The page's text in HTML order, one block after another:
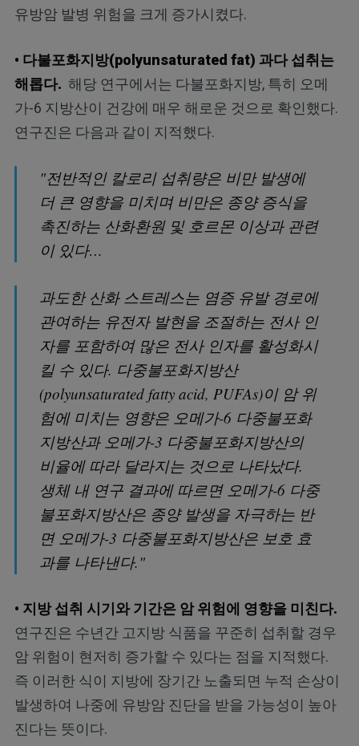
유방암 발병 위험을 크게 증가시켰다.
• 다불포화지방(polyunsaturated fat) 과다 섭취는
해롭다. 해당 연구에서는 다불포화지방, 특히 오메
가-6 지방산이 건강에 매우 해로운 것으로 확인했다.
연구진은 다음과 같이 지적했다.
"전반적인 칼로리 섭취량은 비만 발생에
더 큰 영향을 미치며 비만은 종양 증식을
촉진하는 산화환원 및 호르몬 이상과 관련
이 있다…
과도한 산화 스트레스는 염증 유발 경로에
관여하는 유전자 발현을 조절하는 전사 인
자를 포함하여 많은 전사 인자를 활성화시
킬 수 있다. 다중불포화지방산
(polyunsaturated fatty acid, PUFAs)이 암 위
험에 미치는 영향은 오메가-6 다중불포화
지방산과 오메가-3 다중불포화지방산의
비율에 따라 달라지는 것으로 나타났다.
생체 내 연구 결과에 따르면 오메가-6 다중
불포화지방산은 종양 발생을 자극하는 반
면 오메가-3 다중불포화지방산은 보호 효
과를 나타낸다."
• 지방 섭취 시기와 기간은 암 위험에 영향을 미친다.
연구진은 수년간 고지방 식품을 꾸준히 섭취할 경우
암 위험이 현저히 증가할 수 있다는 점을 지적했다.
즉 이러한 식이 지방에 장기간 노출되면 누적 손상이
발생하여 나중에 유방암 진단을 받을 가능성이 높아
진다는 뜻이다.